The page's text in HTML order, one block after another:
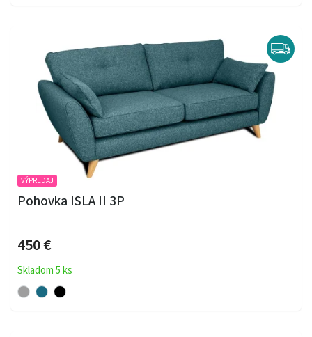
VÝPREDAJ
Pohovka ISLA II 3P
450 €
Skladom 5 ks